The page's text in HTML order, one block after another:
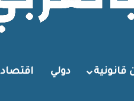
دولي اقتصاد